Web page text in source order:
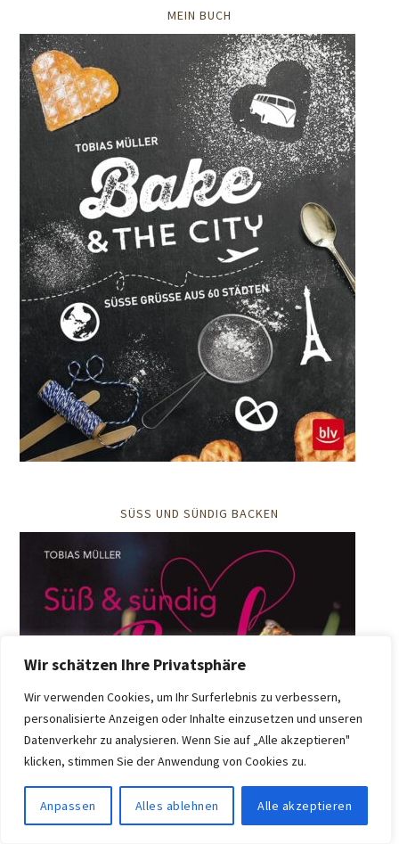
Wir schätzen Ihre Privatsphäre
Wir verwenden Cookies, um Ihr Surferlebnis zu verbessern,
personalisierte Anzeigen oder Inhalte einzusetzen und unseren
Datenverkehr zu analysieren. Wenn Sie auf „Alle akzeptieren"
klicken, stimmen Sie der Anwendung von Cookies zu.
Anpassen Alles ablehnen Alle akzeptieren
MEIN BUCH
SÜSS UND SÜNDIG BACKEN